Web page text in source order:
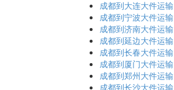
成都到大连大件运输
成都到宁波大件运输
成都到济南大件运输
成都到延边大件运输
成都到长春大件运输
成都到厦门大件运输
成都到郑州大件运输
成都到长沙大件运输